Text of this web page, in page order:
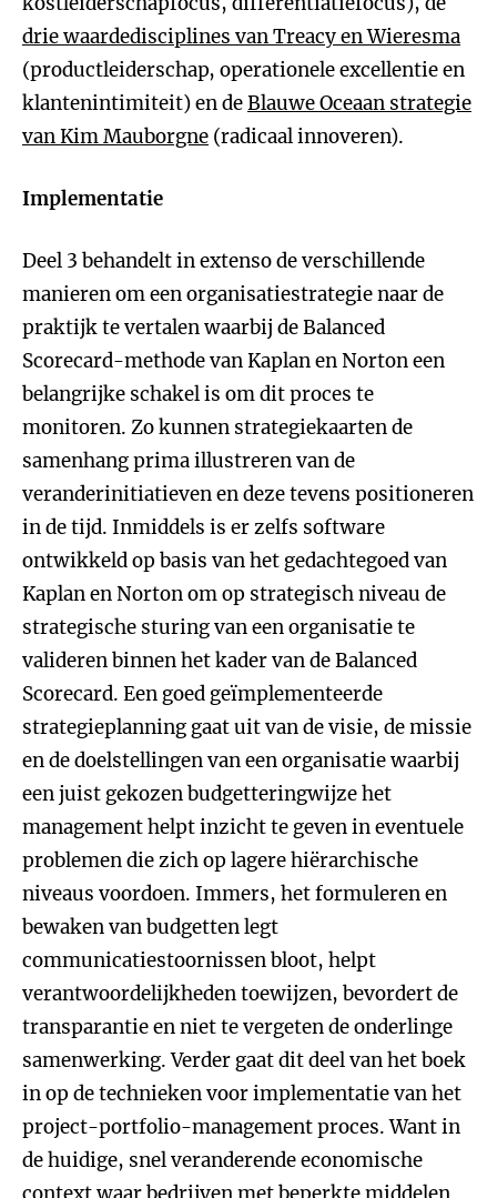
drie waardedisciplines van Treacy en Wieresma
(productleiderschap, operationele excellentie en
klantenintimiteit) en deBlauwe Oceaan strategie
van Kim Mauborgne (radicaal innoveren).
Implementatie
Deel 3 behandelt in extenso de verschillende
manieren om een organisatiestrategie naar de
praktijk te vertalen waarbij de Balanced
Scorecard-methode van Kaplan en Norton een
belangrijke schakel is om dit proces te
monitoren. Zo kunnen strategiekaarten de
samenhang prima illustreren van de
veranderinitiatieven en deze tevens positioneren
in de tijd. Inmiddels is er zelfs software
ontwikkeld op basis van het gedachtegoed van
Kaplan en Norton om op strategisch niveau de
strategische sturing van een organisatie te
valideren binnen het kader van de Balanced
Scorecard. Een goed geïmplementeerde
strategieplanning gaat uit van de visie, de missie
en de doelstellingen van een organisatie waarbij
een juist gekozen budgetteringwijze het
management helpt inzicht te geven in eventuele
problemen die zich op lagere hiërarchische
niveaus voordoen. Immers, het formuleren en
bewaken van budgetten legt
communicatiestoornissen bloot, helpt
verantwoordelijkheden toewijzen, bevordert de
transparantie en niet te vergeten de onderlinge
samenwerking. Verder gaat dit deel van het boek
in op de technieken voor implementatie van het
project-portfolio-management proces. Want in
de huidige, snel veranderende economische